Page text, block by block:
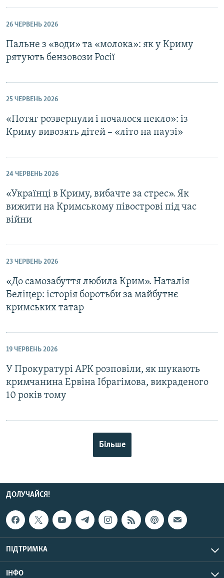
26 ЧЕРВЕНЬ 2026
Пальне з «води» та «молока»: як у Криму
рятують бензовози Росії
25 ЧЕРВЕНЬ 2026
«Потяг розвернули і почалося пекло»: із
Криму вивозять дітей – «літо на паузі»
24 ЧЕРВЕНЬ 2026
«Українці в Криму, вибачте за стрес». Як
вижити на Кримському півострові під час
війни
23 ЧЕРВЕНЬ 2026
«До самозабуття любила Крим». Наталія
Беліцер: історія боротьби за майбутнє
кримських татар
19 ЧЕРВЕНЬ 2026
У Прокуратурі АРК розповіли, як шукають
кримчанина Ервіна Ібрагімова, викраденого
10 років тому
Більше
ДОЛУЧАЙСЯ!
ПІДТРИМКА
ІНФО